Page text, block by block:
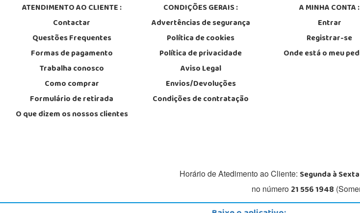
ATENDIMENTO AO CLIENTE :
Contactar
Questões Frequentes
Formas de pagamento
Trabalha conosco
Como comprar
Formulário de retirada
O que dizem os nossos clientes
CONDIÇÕES GERAIS :
Advertências de segurança
Política de cookies
Política de privacidade
Aviso Legal
Envios/Devoluções
Condições de contratação
A MINHA CONTA :
Entrar
Registrar-se
Onde está o meu
Horário de Atedimento ao Cliente: Segunda à
no número 21 556 1948